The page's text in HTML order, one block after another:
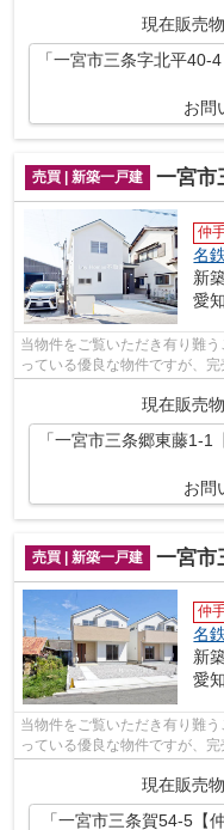
現在販売
「一宮市三条字北平40-
お問
売買 | 新築一戸建 一宮市三条
仲
名
新
愛
当物件をご覧いただき有り難
っている優良な物件ですが、完売いた
現在販売
「一宮市三条郷東藤1-
お問
売買 | 新築一戸建 一宮市三条
仲
名
新
愛
当物件をご覧いただき有り難
っている優良な物件ですが、完売いた
現在販売
「一宮市三条賀54-5【